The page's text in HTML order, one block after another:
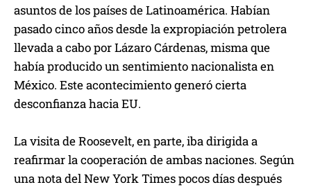
asuntos de los países de Latinoamérica. Habían
pasado cinco años desde la expropiación petrolera
llevada a cabo por Lázaro Cárdenas, misma que
había producido un sentimiento nacionalista en
México. Este acontecimiento generó cierta
desconfianza hacia EU.
La visita de Roosevelt, en parte, iba dirigida a
reafirmar la cooperación de ambas naciones. Según
una nota del New York Times pocos días después